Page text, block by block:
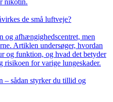
nikotin.
de små luftveje?
og afhængighedscentret, men
Artiklen undersøger, hvordan
og funktion, og hvad det betyder
for varige lungeskader.
– sådan styrker du tillid og